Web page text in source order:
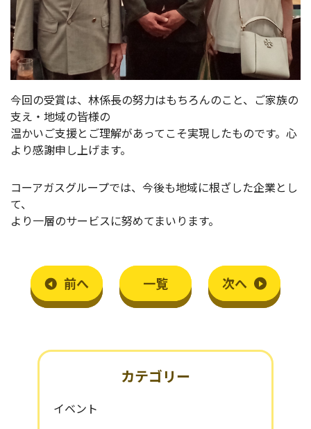
今回の受賞は、林係長の努力はもちろんのこと、ご家族の
支え・地域の皆様の
温かいご支援とご理解があってこそ実現したものです。心
より感謝申し上げます。
コーアガスグループでは、今後も地域に根ざした企業とし
て、
より一層のサービスに努めてまいります。
前へ 一覧 次へ
カテゴリー
イベント